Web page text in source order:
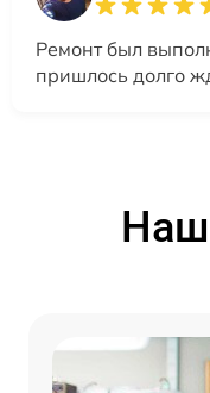
Ремонт был
пришлось долго